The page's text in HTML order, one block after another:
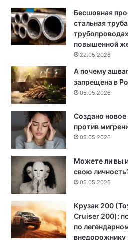
Бесшовная
стальная
повышенной
22.05.2026
А почему
запрещена в
05.05.2026
Создано новое
против
05.05.2026
Можете ли вы
свою
05.05.2026
Крузак 200
Cruiser 200):
по
внедорожнику